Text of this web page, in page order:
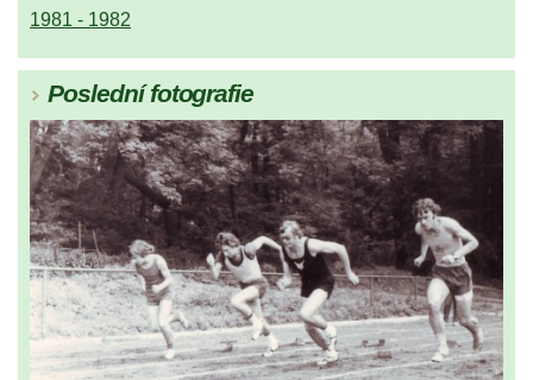
1981 - 1982
Poslední fotografie